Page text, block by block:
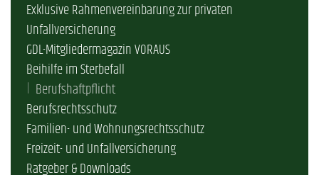
Exklusive Rahmenvereinbarung zur privaten
Unfallversicherung
GDL-Mitgliedermagazin VORAUS
Beihilfe im Sterbefall
Berufshaftpflicht
Berufsrechtsschutz
Familien- und Wohnungsrechtsschutz
Freizeit- und Unfallversicherung
Ratgeber & Downloads